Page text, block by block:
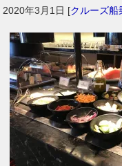
2020年3月1日 [クルーズ船